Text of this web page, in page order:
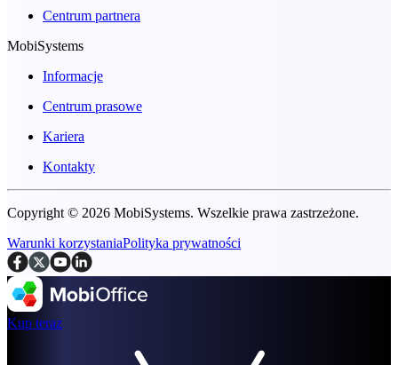
Centrum partnera
MobiSystems
Informacje
Centrum prasowe
Kariera
Kontakty
Copyright © 2026 MobiSystems. Wszelkie prawa zastrzeżone.
Warunki korzystaniaPolityka prywatności
Kup teraz